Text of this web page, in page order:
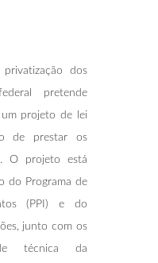
dos
pretende
projeto de lei
de prestar os
O projeto está
do Programa de
(PPI) e do
junto com os
técnica da